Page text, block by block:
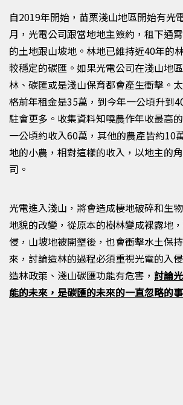
自2019年開始，苗栗淺山地區開始有光
月，光電公司跟當地地主簽約，租下通
的土地跟山坡地。林地已維持近40年的
較穩定的碳匯。如果光電公司在淺山地
林、碳匯或是淺山保育都會產生衝擊。
格前年租金是35萬，到今年一公頃升到
駐會更多。收集資料知嘵農作年收最高
一公頃約收入60萬，其他的農產皆約10
地的小農，相對這樣的收入，以地主的
司。
光電進入淺山，將會造成棲地破碎和生
地貌的改變，從原本的樹林變成裸露地
侵，山坡地被開墾後，也會衝擊水土保
來，討論造林的過程必須重視光電的入
造林政策、淺山碳匯功能有危害， 討論
能的未來，是碳匯的未來的一直忽略的